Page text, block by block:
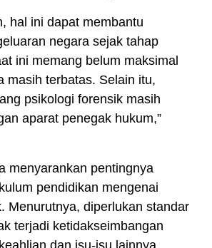
hal ini dapat membantu
negara sejak tahap
ini memang belum maksimal
masih terbatas. Selain itu,
psikologi forensik masih
aparat penegak hukum,”
menyarankan pentingnya
pendidikan mengenai
Menurutnya, diperlukan standar
terjadi ketidakseimbangan